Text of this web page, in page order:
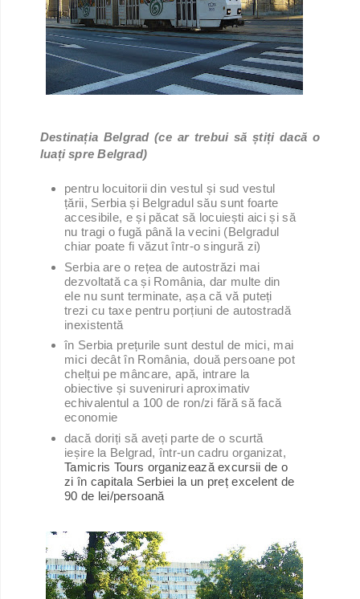
Destinația Belgrad (ce ar trebui să știți dacă o
luați spre Belgrad)
pentru locuitorii din vestul și sud vestul
țării, Serbia și Belgradul său sunt foarte
accesibile, e și păcat să locuiești aici și să
nu tragi o fugă până la vecini (Belgradul
chiar poate fi văzut într-o singură zi)
Serbia are o rețea de autostrăzi mai
dezvoltată ca și România, dar multe din
ele nu sunt terminate, așa că vă puteți
trezi cu taxe pentru porțiuni de autostradă
inexistentă
în Serbia prețurile sunt destul de mici, mai
mici decât în România, două persoane pot
chelțui pe mâncare, apă, intrare la
obiective și suveniruri aproximativ
echivalentul a 100 de ron/zi fără să facă
economie
dacă doriți să aveți parte de o scurtă
ieșire la Belgrad, într-un cadru organizat,
Tamicris Tours organizează excursii de o
zi în capitala Serbiei la un preț excelent de
90 de lei/persoană